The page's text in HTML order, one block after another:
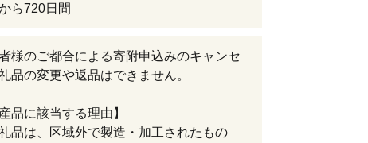
ら720日間
様のご都合による寄附申込みのキャンセ
品の変更や返品はできません。
品に該当する理由】
品は、区域外で製造・加工されたもの